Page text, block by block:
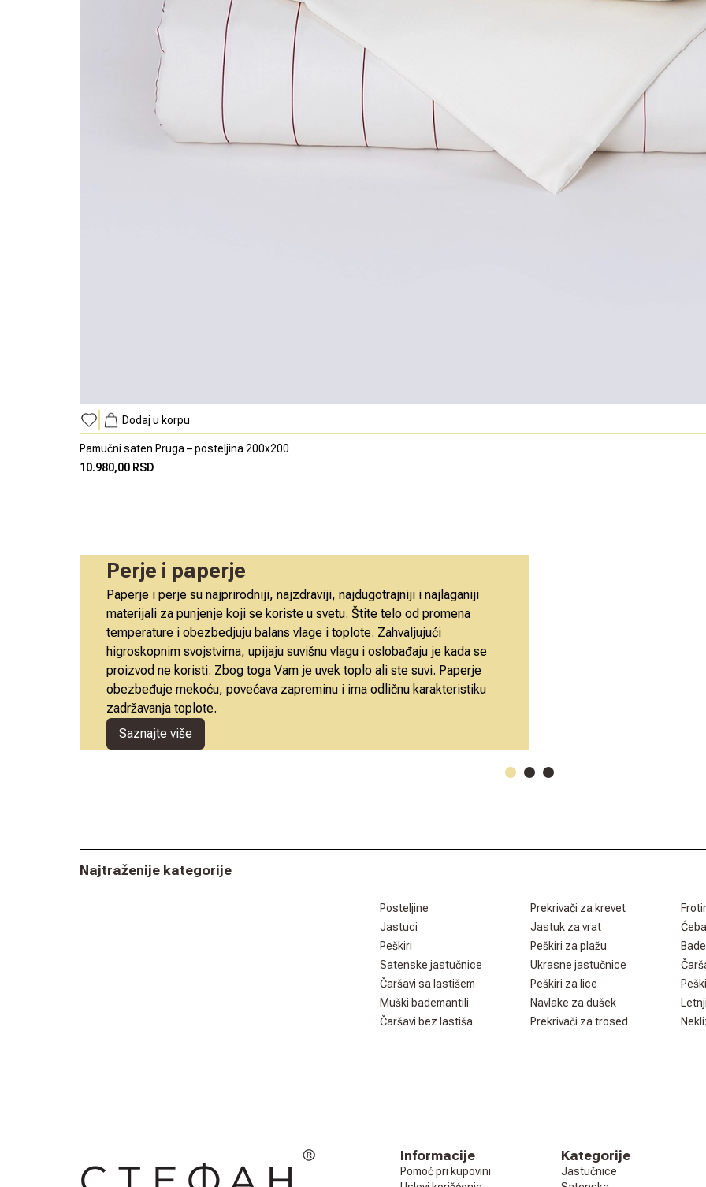
Dodaj u korpu
Pamučni saten Pruga – posteljina 200x200
10.980,00 RSD
Perje i paperje
Paperje i perje su najprirodniji, najzdraviji, najdugotrajniji i najlaganiji
materijali za punjenje koji se koriste u svetu. Štite telo od promena
temperature i obezbedjuju balans vlage i toplote. Zahvaljujući
higroskopnim svojstvima, upijaju suvišnu vlagu i oslobađaju je kada se
proizvod ne koristi. Zbog toga Vam je uvek toplo ali ste suvi. Paperje
obezbeđuje mekoću, povećava zapreminu i ima odličnu karakteristiku
zadržavanja toplote.
Saznajte više
Najtraženije kategorije
Posteljine Prekrivači za krevet
Jastuci
Jastuk za vrat
Peškiri
Peškiri za plažu
Satenske jastučnice
Ukrasne jastučnice
Čaršavi sa lastišem
Peškiri za lice
Muški bademantili
Navlake za dušek
Čaršavi bez lastiša
Prekrivači za trosed
Informacije
Pomoć pri kupovini
Kategorije
Jastučnice